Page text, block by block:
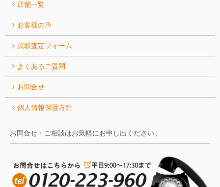
店舗一覧
お客様の声
買取査定フォーム
よくあるご質問
お問合せ
個人情報保護方針
お問合せ・ご相談はお気軽にお申し出ください。